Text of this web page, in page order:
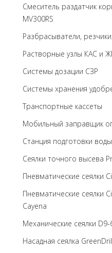
Cмеситель раздатчик
MV300RS
Разбрасыватели,
Растворные узлы КАС и
Системы дозации СЗР
Системы хранения
Транспортные кассеты
Мобильный заправщик
Станция подготовки
Сеялки точного высева
Пневматические сеялки
Пневматические сеялки
Cayena
Механические сеялки
Насадная сеялка